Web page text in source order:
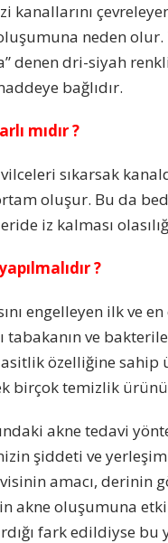
kanallarını
neden
denen dri-siyah
bağlıdır.
mıdır ?
sıkarsak
oluşur. Bu da
iz kalması
?
engelleyen ilk ve
ve
asitlik özelliğine
birçok temizlik
akne tedavi
şiddeti ve
amacı, derinin
akne oluşumuna
fark edildiyse